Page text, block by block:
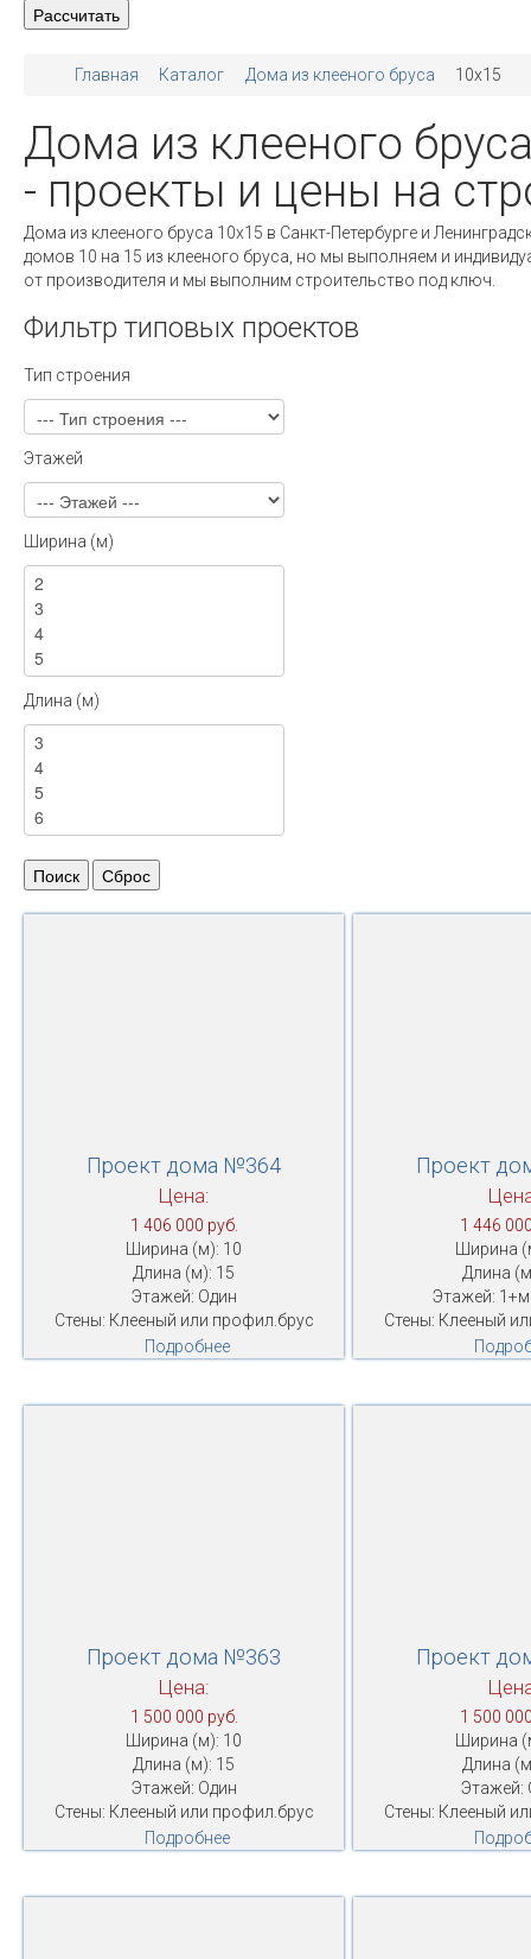
Главная Каталог Дома из клееного бруса 10x15
Дома из клееного
- проекты и цены на
Дома из клееного бруса 10х15 в Санкт-Петербурге и
домов 10 на 15 из клееного бруса, но мы выполняем и
от производителя и мы выполним строительство под ключ.
Фильтр типовых проектов
Тип строения
Этажей
Ширина (м)
Длина (м)
Проект дома №364
Цена:
1 406 000 руб.
Ширина (м): 10
Длина (м): 15
Этажей: Один
Стены: Клееный или профил.брус
Подробнее
Проект
1 446
Ширина
Длина
Этажей:
Стены: Клееный
Проект дома №363
Цена:
1 500 000 руб.
Ширина (м): 10
Длина (м): 15
Этажей: Один
Стены: Клееный или профил.брус
Подробнее
Проект
1 500
Ширина
Длина
Этажей:
Стены: Клееный